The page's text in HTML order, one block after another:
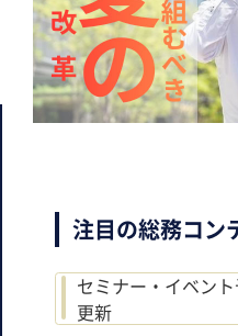
注目の総務コン
セミナー・イベン
更新